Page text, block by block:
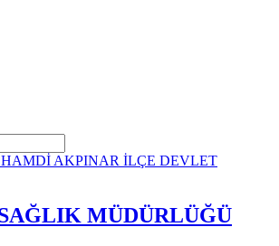
MÜDÜRLÜĞÜ